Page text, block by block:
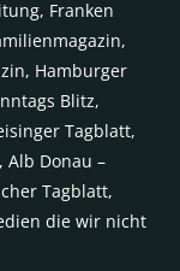
Franken
Hamburger
Blitz,
Tagblatt,
Alb Donau –
Tagblatt,
die wir nicht